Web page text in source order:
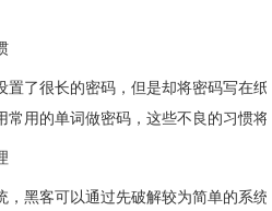
置了很长的密码，但是却将密码写在
常用的单词做密码，这些不良的习惯
，黑客可以通过先破解较为简单的系